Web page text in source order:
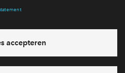
van het belangrijkste nieuws en
mij aanmelden